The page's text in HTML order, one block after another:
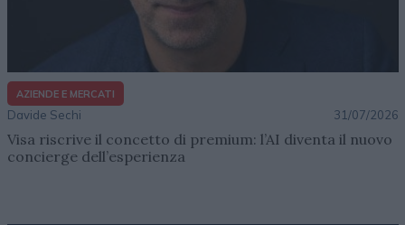
AZIENDE E MERCATI
Davide Sechi 31/07/2026
Visa riscrive il concetto di premium: l’AI diventa il nuovo
concierge dell’esperienza